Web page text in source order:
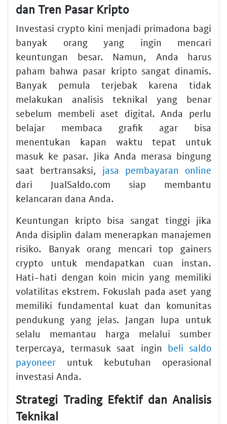
dan Tren Pasar Kripto
Investasi crypto kini menjadi primadona bagi
banyak orang yang ingin mencari
keuntungan besar. Namun, Anda harus
paham bahwa pasar kripto sangat dinamis.
Banyak pemula terjebak karena tidak
melakukan analisis teknikal yang benar
sebelum membeli aset digital. Anda perlu
belajar membaca grafik agar bisa
menentukan kapan waktu tepat untuk
masuk ke pasar. Jika Anda merasa bingung
saat bertransaksi, jasa pembayaran online
dari JualSaldo.com siap membantu
kelancaran dana Anda.
Keuntungan kripto bisa sangat tinggi jika
Anda disiplin dalam menerapkan manajemen
risiko. Banyak orang mencari top gainers
crypto untuk mendapatkan cuan instan.
Hati-hati dengan koin micin yang memiliki
volatilitas ekstrem. Fokuslah pada aset yang
memiliki fundamental kuat dan komunitas
pendukung yang jelas. Jangan lupa untuk
selalu memantau harga melalui sumber
terpercaya, termasuk saat ingin beli saldo
payoneer untuk kebutuhan operasional
investasi Anda.
Strategi Trading Efektif dan Analisis
Teknikal